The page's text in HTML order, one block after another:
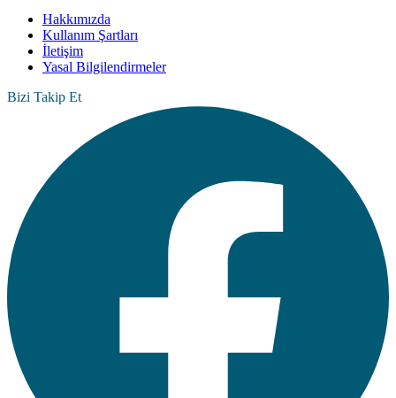
Hakkımızda
Kullanım Şartları
İletişim
Yasal Bilgilendirmeler
Bizi Takip Et